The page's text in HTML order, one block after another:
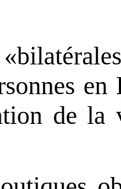
de la